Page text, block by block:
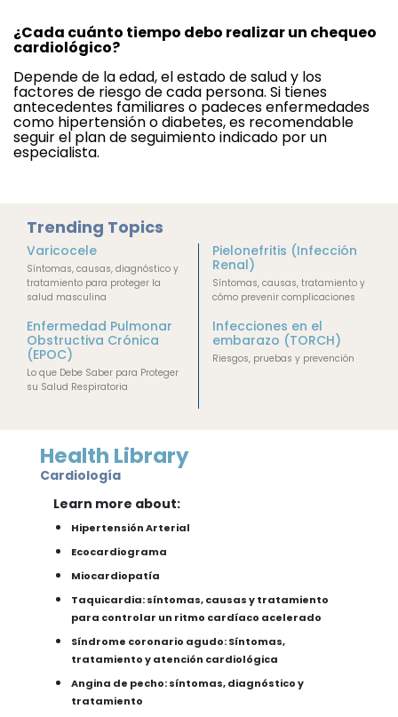
¿Cada cuánto tiempo debo realizar un chequeo
cardiológico?
Depende de la edad, el estado de salud y los
factores de riesgo de cada persona. Si tienes
antecedentes familiares o padeces enfermedades
como hipertensión o diabetes, es recomendable
seguir el plan de seguimiento indicado por un
especialista.
Trending Topics
Varicocele
Síntomas, causas, diagnóstico y
tratamiento para proteger la
salud masculina
Pielonefritis (Infección
Renal)
Síntomas, causas, tratamiento y
cómo prevenir complicaciones
Enfermedad Pulmonar
Obstructiva Crónica
(EPOC)
Lo que Debe Saber para Proteger
su Salud Respiratoria
Infecciones en el
embarazo (TORCH)
Riesgos, pruebas y prevención
Health Library
Cardiología
Learn more about:
Hipertensión Arterial
Ecocardiograma
Miocardiopatía
Taquicardia: síntomas, causas y tratamiento
para controlar un ritmo cardíaco acelerado
Síndrome coronario agudo: Síntomas,
tratamiento y atención cardiológica
Angina de pecho: síntomas, diagnóstico y
tratamiento